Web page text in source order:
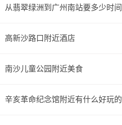
从翡翠绿洲到广州南站要多少时间
高新沙路口附近酒店
南沙儿童公园附近美食
辛亥革命纪念馆附近有什么好玩的